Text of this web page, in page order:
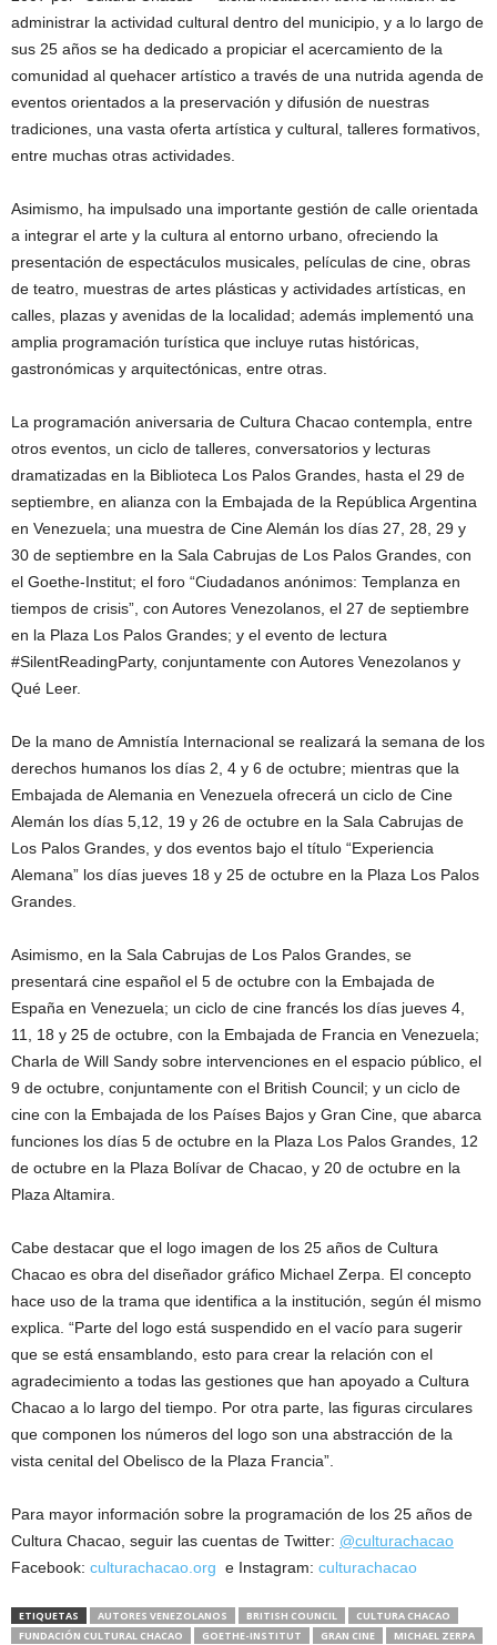
administrar la actividad cultural dentro del municipio, y a lo largo de
sus 25 años se ha dedicado a propiciar el acercamiento de la
comunidad al quehacer artístico a través de una nutrida agenda de
eventos orientados a la preservación y difusión de nuestras
tradiciones, una vasta oferta artística y cultural, talleres formativos,
entre muchas otras actividades.
Asimismo, ha impulsado una importante gestión de calle orientada
a integrar el arte y la cultura al entorno urbano, ofreciendo la
presentación de espectáculos musicales, películas de cine, obras
de teatro, muestras de artes plásticas y actividades artísticas, en
calles, plazas y avenidas de la localidad; además implementó una
amplia programación turística que incluye rutas históricas,
gastronómicas y arquitectónicas, entre otras.
La programación aniversaria de Cultura Chacao contempla, entre
otros eventos, un ciclo de talleres, conversatorios y lecturas
dramatizadas en la Biblioteca Los Palos Grandes, hasta el 29 de
septiembre, en alianza con la Embajada de la República Argentina
en Venezuela; una muestra de Cine Alemán los días 27, 28, 29 y
30 de septiembre en la Sala Cabrujas de Los Palos Grandes, con
el Goethe-Institut; el foro “Ciudadanos anónimos: Templanza en
tiempos de crisis”, con Autores Venezolanos, el 27 de septiembre
en la Plaza Los Palos Grandes; y el evento de lectura
#SilentReadingParty, conjuntamente con Autores Venezolanos y
Qué Leer.
De la mano de Amnistía Internacional se realizará la semana de los
derechos humanos los días 2, 4 y 6 de octubre; mientras que la
Embajada de Alemania en Venezuela ofrecerá un ciclo de Cine
Alemán los días 5,12, 19 y 26 de octubre en la Sala Cabrujas de
Los Palos Grandes, y dos eventos bajo el título “Experiencia
Alemana” los días jueves 18 y 25 de octubre en la Plaza Los Palos
Grandes.
Asimismo, en la Sala Cabrujas de Los Palos Grandes, se
presentará cine español el 5 de octubre con la Embajada de
España en Venezuela; un ciclo de cine francés los días jueves 4,
11, 18 y 25 de octubre, con la Embajada de Francia en Venezuela;
Charla de Will Sandy sobre intervenciones en el espacio público, el
9 de octubre, conjuntamente con el British Council; y un ciclo de
cine con la Embajada de los Países Bajos y Gran Cine, que abarca
funciones los días 5 de octubre en la Plaza Los Palos Grandes, 12
de octubre en la Plaza Bolívar de Chacao, y 20 de octubre en la
Plaza Altamira.
Cabe destacar que el logo imagen de los 25 años de Cultura
Chacao es obra del diseñador gráfico Michael Zerpa. El concepto
hace uso de la trama que identifica a la institución, según él mismo
explica. “Parte del logo está suspendido en el vacío para sugerir
que se está ensamblando, esto para crear la relación con el
agradecimiento a todas las gestiones que han apoyado a Cultura
Chacao a lo largo del tiempo. Por otra parte, las figuras circulares
que componen los números del logo son una abstracción de la
vista cenital del Obelisco de la Plaza Francia”.
Para mayor información sobre la programación de los 25 años de
Cultura Chacao, seguir las cuentas de Twitter: @culturachacao
Facebook: culturachacao.org e Instagram: culturachacao
ETIQUETAS AUTORES VENEZOLANOS BRITISH COUNCIL
CULTURA CHACAO
FUNDACIÓN CULTURAL CHACAO
GOETHE-INSTITUT GRAN CINE
MICHAEL ZERPA